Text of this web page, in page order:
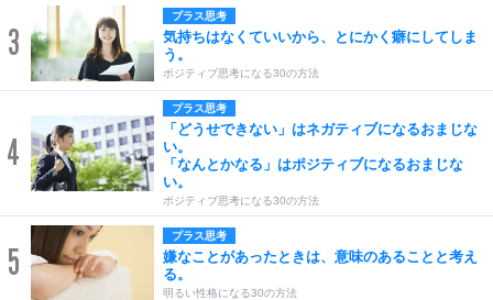
3
プラス思考
気持ちはなくていいから、とにかく癖にしてしま
う。
ポジティブ思考になる30の方法
4
プラス思考
「どうせできない」はネガティブになるおまじな
い。
「なんとかなる」はポジティブになるおまじな
い。
ポジティブ思考になる30の方法
5
プラス思考
嫌なことがあったときは、意味のあることと考え
る。
明るい性格になる30の方法